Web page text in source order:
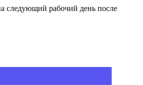
следующий рабочий день после